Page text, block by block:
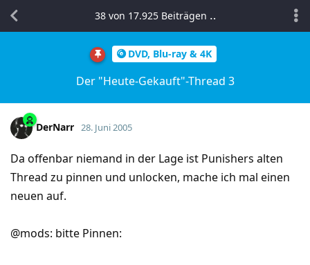
DVD, Blu-ray & 4K
Der "Heute-Gekauft"-Thread 3
38 von 17.925 Beiträgen
DerNarr 28. Juni 2005
Da offenbar niemand in der Lage ist Punishers alten
Thread zu pinnen und unlocken, mache ich mal einen
neuen auf.
@mods: bitte Pinnen: